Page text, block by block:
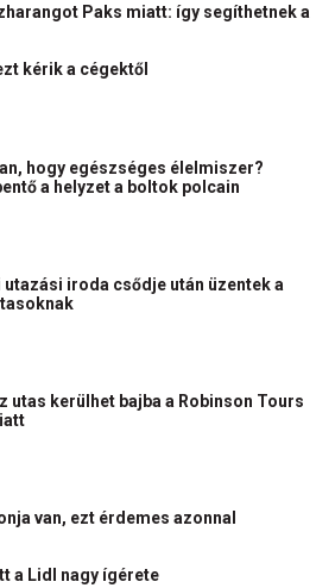
Paks miatt: így segíthetnek a
kérik a cégektől
hogy egészséges élelmiszer?
a helyzet a boltok polcain
iroda csődje után üzentek a
utas kerülhet bajba a Robinson Tours
van, ezt érdemes azonnal
a Lidl nagy ígérete